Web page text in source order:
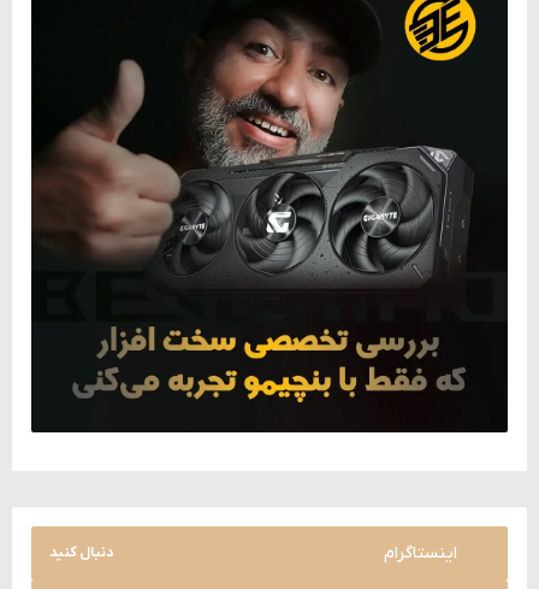
اینستاگرام دنبال کنید